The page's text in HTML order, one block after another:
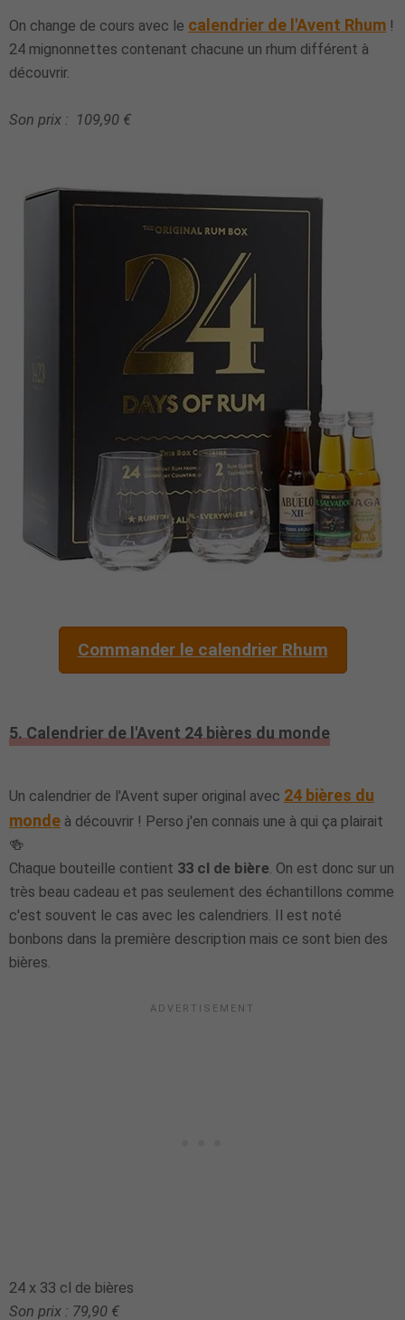
On change de cours avec le calendrier de l'Avent Rhum !
24 mignonnettes contenant chacune un rhum différent à
découvrir.
Son prix : 109,90 €
Commander le calendrier Rhum
5. Calendrier de l'Avent 24 bières du monde
Un calendrier de l'Avent super original avec 24 bières du
monde à découvrir ! Perso j'en connais une à qui ça plairait
🍻
Chaque bouteille contient 33 cl de bière. On est donc sur un
très beau cadeau et pas seulement des échantillons comme
c'est souvent le cas avec les calendriers. Il est noté
bonbons dans la première description mais ce sont bien des
bières.
24 x 33 cl de bières
Son prix : 79,90 €